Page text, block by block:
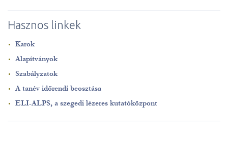
Hasznos linkek
Karok
Alapítványok
Szabályzatok
A tanév időrendi beosztása
ELI-ALPS, a szegedi lézeres kutatóközpont